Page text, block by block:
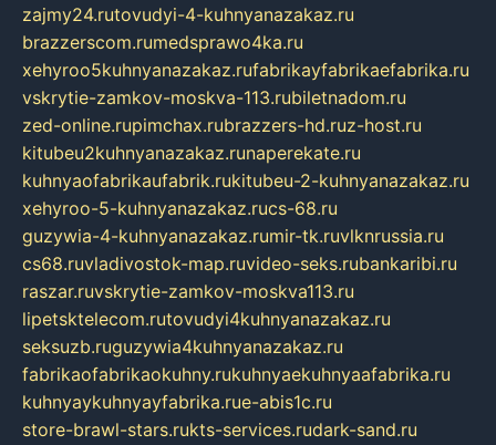
zajmy24.rutovudyi-4-kuhnyanazakaz.ru
brazzerscom.rumedsprawo4ka.ru
xehyroo5kuhnyanazakaz.rufabrikayfabrikaefabrika.ru
vskrytie-zamkov-moskva-113.rubiletnadom.ru
zed-online.rupimchax.rubrazzers-hd.ruz-host.ru
kitubeu2kuhnyanazakaz.runaperekate.ru
kuhnyaofabrikaufabrik.rukitubeu-2-kuhnyanazakaz.ru
xehyroo-5-kuhnyanazakaz.rucs-68.ru
guzywia-4-kuhnyanazakaz.rumir-tk.ruvlknrussia.ru
cs68.ruvladivostok-map.ruvideo-seks.rubankaribi.ru
raszar.ruvskrytie-zamkov-moskva113.ru
lipetsktelecom.rutovudyi4kuhnyanazakaz.ru
seksuzb.ruguzywia4kuhnyanazakaz.ru
fabrikaofabrikaokuhny.rukuhnyaekuhnyaafabrika.ru
kuhnyaykuhnyayfabrika.rue-abis1c.ru
store-brawl-stars.rukts-services.rudark-sand.ru